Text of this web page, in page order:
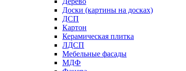
Доски (картины на досках)
ДСП
Картон
Керамическая плитка
ЛДСП
Мебельные фасады
МДФ